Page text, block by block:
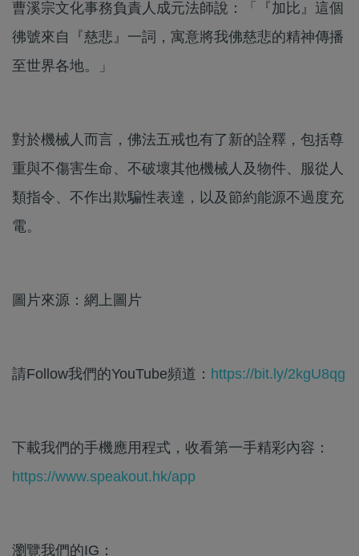
曹溪宗文化事務負責人成元法師說：「『加比』這個
彿號來自『慈悲』一詞，寓意將我佛慈悲的精神傳播
至世界各地。」
對於機械人而言，佛法五戒也有了新的詮釋，包括尊
重與不傷害生命、不破壞其他機械人及物件、服從人
類指令、不作出欺騙性表達，以及節約能源不過度充
電。
圖片來源：網上圖片
請Follow我們的YouTube頻道： https://bit.ly/2kgU8qg
下載我們的手機應用程式，收看第一手精彩內容：
https://www.speakout.hk/app
瀏覽我們的IG：